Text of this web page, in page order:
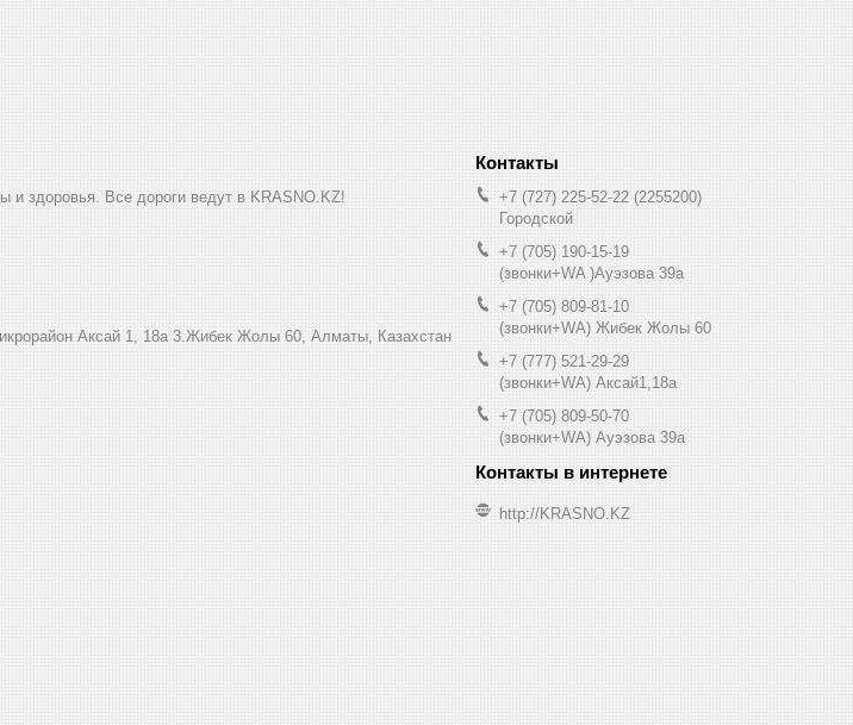
и здоровья. Все дороги ведут в KRASNO.KZ!
ㅤㅤㅤㅤㅤ2. ​Микрорайон Аксай 1, 18а 3.Жибек Жолы 60, Алматы, Казахстан
+7 (727) 225-52-22 2255200
Городской
+7 (705) 190-15-19
(звонки+WA )Ауэзова 39а
+7 (705) 809-81-10
(звонки+WA) Жибек Жолы 60
+7 (777) 521-29-29
(звонки+WA) Аксай1,18а
+7 (705) 809-50-70
(звонки+WA) Ауэзова 39а
http://KRASNO.KZ